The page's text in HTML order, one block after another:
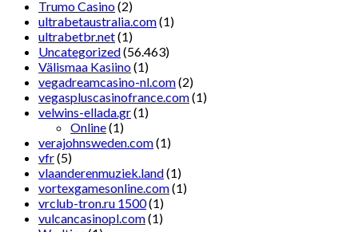
Trumo Casino(2)
ultrabetaustralia.com(1)
ultrabetbr.net(1)
Uncategorized(56.463)
Välismaa Kasiino(1)
vegadreamcasino-nl.com(2)
vegaspluscasinofrance.com(1)
velwins-ellada.gr(1)
Online(1)
verajohnsweden.com(1)
vfr(5)
vlaanderenmuziek.land(1)
vortexgamesonline.com(1)
vrclub-tron.ru 1500(1)
vulcancasinopl.com(1)